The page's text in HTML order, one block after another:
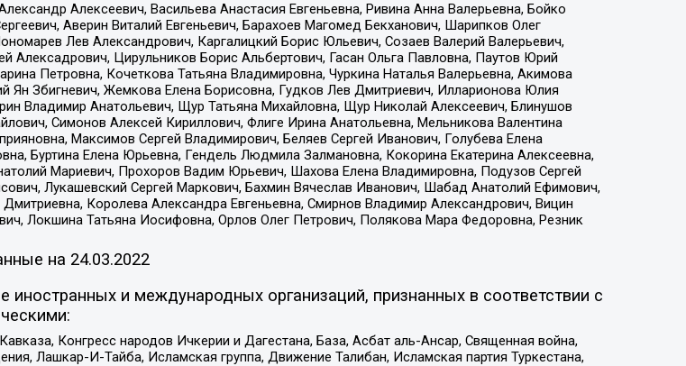
Алексеевич, Васильева Анастасия Евгеньевна, Ривина Анна Валерьевна, Бойко
Аверин Виталий Евгеньевич, Барахоев Магомед Бекханович, Шарипков Олег
Лев Александрович, Каргалицкий Борис Юльевич, Созаев Валерий Валерьевич,
Алексадрович, Цирульников Борис Альбертович, Гасан Ольга Павловна, Паутов Юрий
Петровна, Кочеткова Татьяна Владимировна, Чуркина Наталья Валерьевна, Акимова
Ян Збигневич, Жемкова Елена Борисовна, Гудков Лев Дмитриевич, Илларионова Юлия
Владимир Анатольевич, Щур Татьяна Михайловна, Щур Николай Алексеевич, Блинушов
Симонов Алексей Кириллович, Флиге Ирина Анатольевна, Мельникова Валентина
Максимов Сергей Владимирович, Беляев Сергей Иванович, Голубева Елена
Буртина Елена Юрьевна, Гендель Людмила Залмановна, Кокорина Екатерина Алексеевна,
Мариевич, Прохоров Вадим Юрьевич, Шахова Елена Владимировна, Подузов Сергей
Лукашевский Сергей Маркович, Бахмин Вячеслав Иванович, Шабад Анатолий Ефимович,
Королева Александра Евгеньевна, Смирнов Владимир Александрович, Вицин
Локшина Татьяна Иосифовна, Орлов Олег Петрович, Полякова Мара Федоровна, Резник
на 24.03.2022
и международных организаций, признанных в соответствии с
Конгресс народов Ичкерии и Дагестана, База, Асбат аль-Ансар, Священная война,
Лашкар-И-Тайба, Исламская группа, Движение Талибан, Исламская партия Туркестана,